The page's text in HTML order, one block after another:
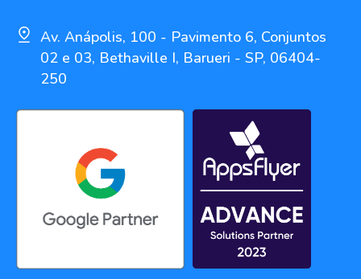
Av. Anápolis, 100 - Pavimento 6, Conjuntos
02 e 03, Bethaville I, Barueri - SP, 06404-
250